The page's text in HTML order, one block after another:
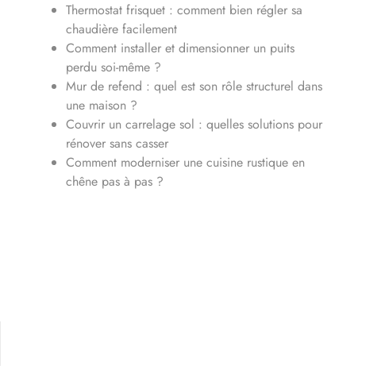
Thermostat frisquet : comment bien régler sa
chaudière facilement
Comment installer et dimensionner un puits
perdu soi-même ?
Mur de refend : quel est son rôle structurel dans
une maison ?
Couvrir un carrelage sol : quelles solutions pour
rénover sans casser
Comment moderniser une cuisine rustique en
chêne pas à pas ?